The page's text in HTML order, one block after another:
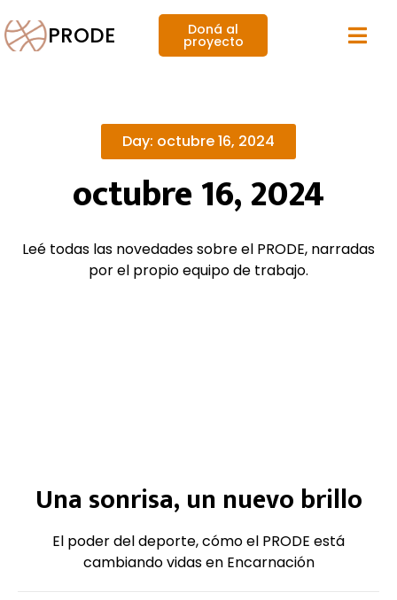
PRODE Doná al
proyecto
Day: octubre 16, 2024
octubre 16, 2024
Leé todas las novedades sobre el PRODE, narradas
por el propio equipo de trabajo.
Una sonrisa, un nuevo brillo
El poder del deporte, cómo el PRODE está
cambiando vidas en Encarnación